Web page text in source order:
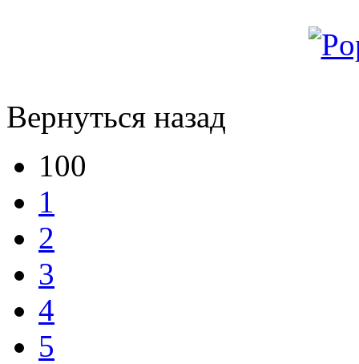
Вернуться назад
100
1
2
3
4
5